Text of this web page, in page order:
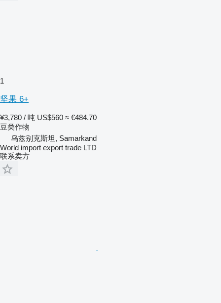
1
坚果 6+
¥3,780 / 吨 US$560 ≈ €484.70
豆类作物
乌兹别克斯坦, Samarkand
World import export trade LTD
联系卖方